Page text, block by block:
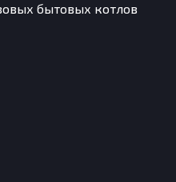
бытовых котлов